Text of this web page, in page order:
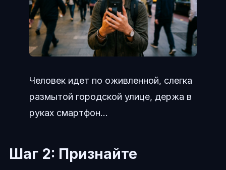
Человек идет по оживленной, слегка
размытой городской улице, держа в
руках смартфон...
Шаг 2: Признайте